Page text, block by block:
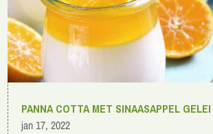
PANNA COTTA MET SINAASAPPEL GELEI
jan 17, 2022